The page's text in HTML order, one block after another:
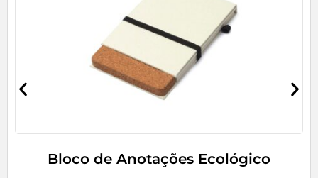
Bloco de Anotações Ecológico